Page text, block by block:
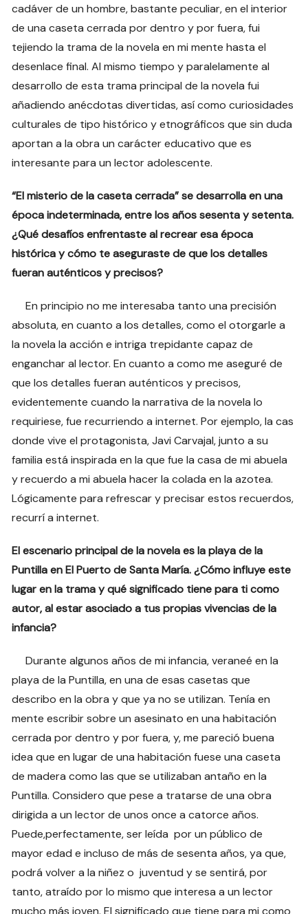
cadáver de un hombre, bastante peculiar, en el interior
de una caseta cerrada por dentro y por fuera, fui
tejiendo la trama de la novela en mi mente hasta el
desenlace final. Al mismo tiempo y paralelamente al
desarrollo de esta trama principal de la novela fui
añadiendo anécdotas divertidas, así como curiosidades
culturales de tipo histórico y etnográficos que sin duda
aportan a la obra un carácter educativo que es
interesante para un lector adolescente.
“El misterio de la caseta cerrada” se desarrolla en una
época indeterminada, entre los años sesenta y setenta.
¿Qué desafíos enfrentaste al recrear esa época
histórica y cómo te aseguraste de que los detalles
fueran auténticos y precisos?
En principio no me interesaba tanto una precisión
absoluta, en cuanto a los detalles, como el otorgarle a
la novela la acción e intriga trepidante capaz de
enganchar al lector. En cuanto a como me aseguré de
que los detalles fueran auténticos y precisos,
evidentemente cuando la narrativa de la novela lo
requiriese, fue recurriendo a internet. Por ejemplo, la cas
donde vive el protagonista, Javi Carvajal, junto a su
familia está inspirada en la que fue la casa de mi abuela
y recuerdo a mi abuela hacer la colada en la azotea.
Lógicamente para refrescar y precisar estos recuerdos,
recurrí a internet.
El escenario principal de la novela es la playa de la
Puntilla en El Puerto de Santa María. ¿Cómo influye este
lugar en la trama y qué significado tiene para ti como
autor, al estar asociado a tus propias vivencias de la
infancia?
Durante algunos años de mi infancia, veraneé en la
playa de la Puntilla, en una de esas casetas que
describo en la obra y que ya no se utilizan. Tenía en
mente escribir sobre un asesinato en una habitación
cerrada por dentro y por fuera, y, me pareció buena
idea que en lugar de una habitación fuese una caseta
de madera como las que se utilizaban antaño en la
Puntilla. Considero que pese a tratarse de una obra
dirigida a un lector de unos once a catorce años.
Puede,perfectamente, ser leída por un público de
mayor edad e incluso de más de sesenta años, ya que,
podrá volver a la niñez o juventud y se sentirá, por
tanto, atraído por lo mismo que interesa a un lector